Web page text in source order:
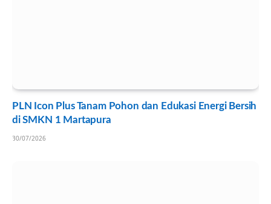
PLN Icon Plus Tanam Pohon dan Edukasi Energi Bersih
di SMKN 1 Martapura
30/07/2026